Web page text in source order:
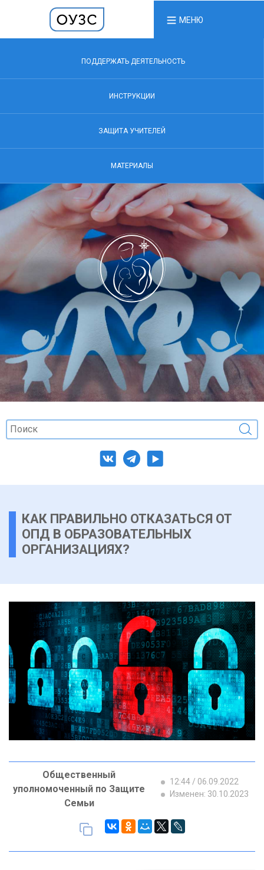
МЕНЮ
ПОДДЕРЖАТЬ ДЕЯТЕЛЬНОСТЬ
ИНСТРУКЦИИ
ЗАЩИТА УЧИТЕЛЕЙ
МАТЕРИАЛЫ
КАК ПРАВИЛЬНО ОТКАЗАТЬСЯ ОТ
ОПД В ОБРАЗОВАТЕЛЬНЫХ
ОРГАНИЗАЦИЯХ?
Общественный
уполномоченный по Защите
Семьи
12:44 / 06.09.2022
Изменен: 30.10.2023